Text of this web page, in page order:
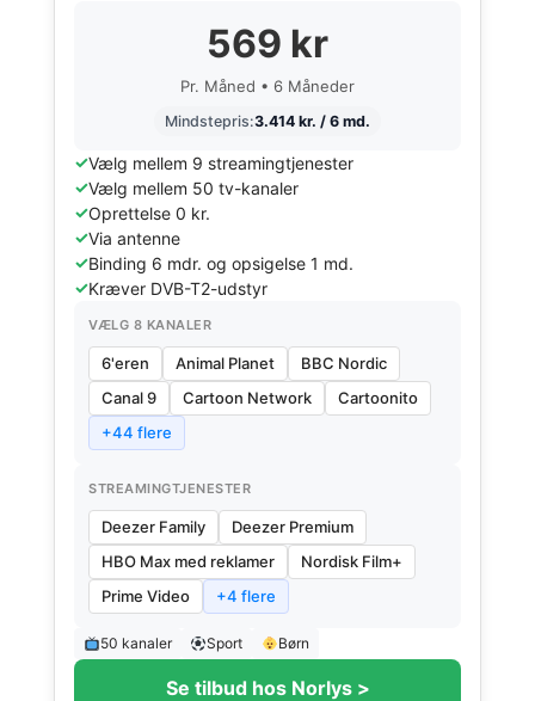
569 kr
Pr. Måned • 6 Måneder
Mindstepris:3.414 kr. / 6 md.
Vælg mellem 9 streamingtjenester
Vælg mellem 50 tv-kanaler
Oprettelse 0 kr.
Via antenne
Binding 6 mdr. og opsigelse 1 md.
Kræver DVB-T2-udstyr
VÆLG 8 KANALER
6'eren Animal Planet
BBC Nordic
Canal 9
Cartoon Network
Cartoonito
+44 flere
STREAMINGTJENESTER
Deezer Family
Deezer Premium
HBO Max med reklamer
Nordisk Film+
Prime Video
+4 flere
50 kanaler Sport Børn
Se tilbud hos Norlys >